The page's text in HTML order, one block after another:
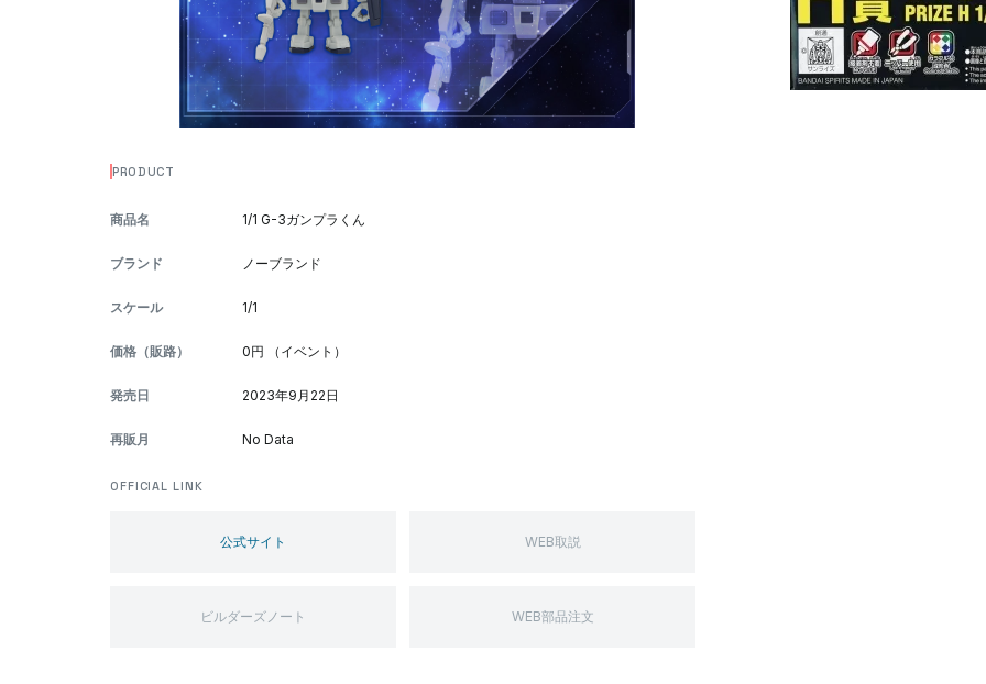
PRODUCT
商品名 1/1 G-3ガンプラくん
ブランド ノーブランド
スケール 1/1
価格（販路） 0円 （イベント）
発売日 2023年9月22日
再販月 No Data
OFFICIAL LINK
公式サイト WEB取説
ビルダーズノート WEB部品注文